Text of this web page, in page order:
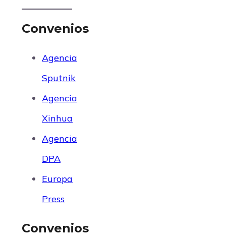
Convenios
Agencia
Sputnik
Agencia
Xinhua
Agencia
DPA
Europa
Press
Convenios